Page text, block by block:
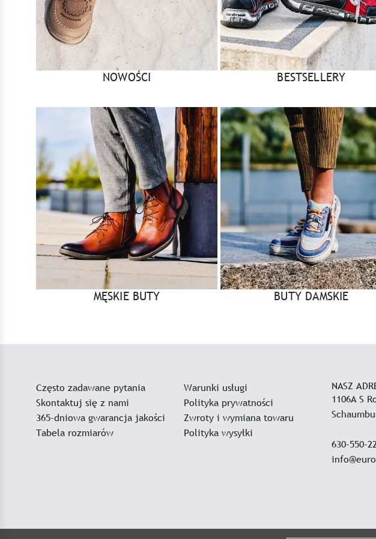
NOWOŚCI BESTSELLERY
MĘSKIE BUTY BUTY DAMSKIE
Często zadawane pytania
Skontaktuj się z nami
365-dniowa gwarancja jakości
Tabela rozmiarów
Warunki usługi
Polityka prywatności
Zwroty i wymiana towaru
Polityka wysyłki
NASZ
1106A S
630-550-